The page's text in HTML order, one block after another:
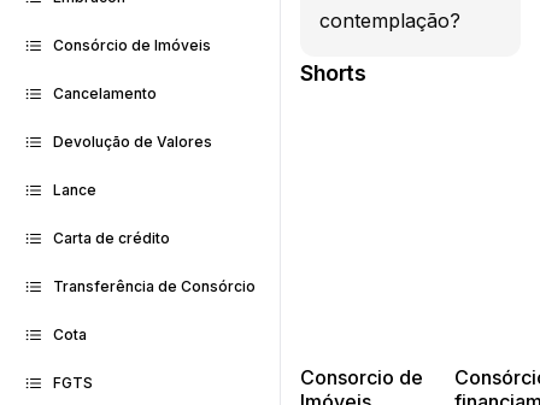
Consórcio de Imóveis
Cancelamento
Devolução de Valores
Lance
Carta de crédito
Transferência de Consórcio
Cota
FGTS
contemplação?
Shorts
Consorcio de